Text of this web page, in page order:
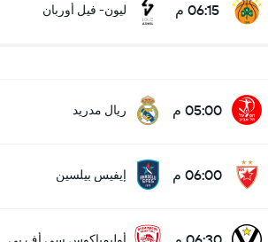
06:15 م ليون- فيل أوربان
05:00 م ريال مدريد
06:00 م إيفيس بيلسين